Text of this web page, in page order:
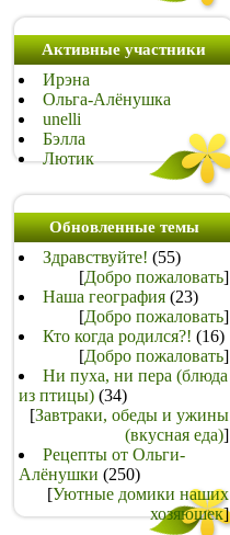
Активные участники
Ирэна
Ольга-Алёнушка
unelli
Бэлла
Лютик
Обновленные темы
Здравствуйте! (55)
[Добро пожаловать]
Наша география (23)
[Добро пожаловать]
Кто когда родился?! (16)
[Добро пожаловать]
Ни пуха, ни пера (блюда
из птицы) (34)
[Завтраки, обеды и ужины
(вкусная еда)]
Рецепты от Ольги-
Алёнушки (250)
[Уютные домики наших
хозяюшек]